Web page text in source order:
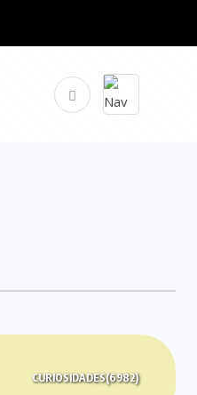
CURIOSIDADES(6982)